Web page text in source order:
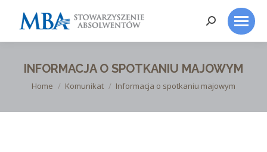
Search:
INFORMACJA O SPOTKANIU MAJOWYM
You are here:
Home Komunikat Informacja o spotkaniu majowym